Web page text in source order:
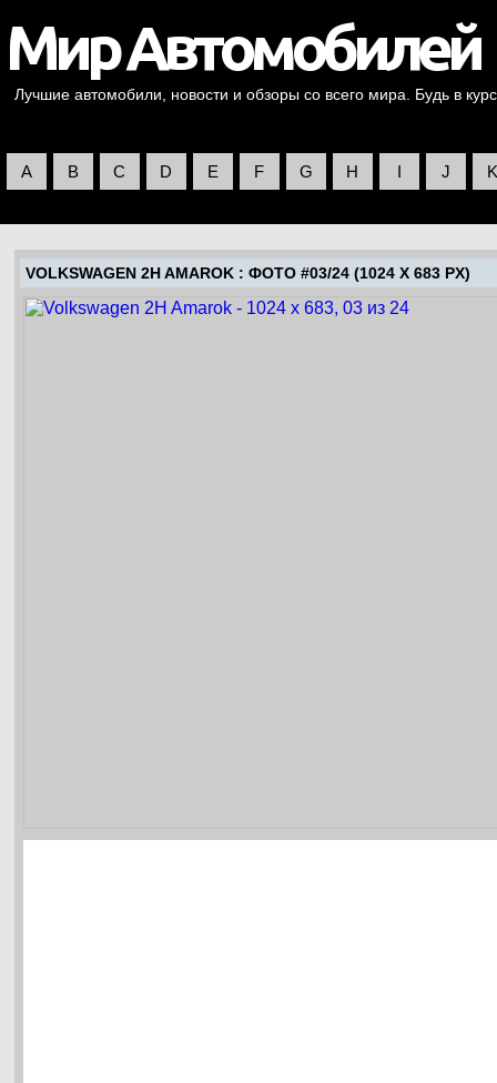
Лучшие автомобили, новости и обзоры со всего мира. Будь в
A B C D E F G H I J K
VOLKSWAGEN 2H AMAROK : ФОТО #03/24 (1024 X 683 PX)